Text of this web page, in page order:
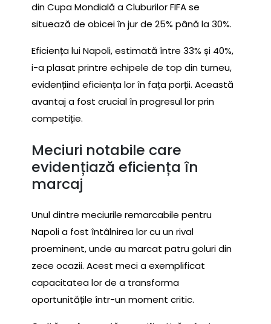
din Cupa Mondială a Cluburilor FIFA se
situează de obicei în jur de 25% până la 30%.
Eficiența lui Napoli, estimată între 33% și 40%,
i-a plasat printre echipele de top din turneu,
evidențiind eficiența lor în fața porții. Această
avantaj a fost crucial în progresul lor prin
competiție.
Meciuri notabile care
evidențiază eficiența în
marcaj
Unul dintre meciurile remarcabile pentru
Napoli a fost întâlnirea lor cu un rival
proeminent, unde au marcat patru goluri din
zece ocazii. Acest meci a exemplificat
capacitatea lor de a transforma
oportunitățile într-un moment critic.